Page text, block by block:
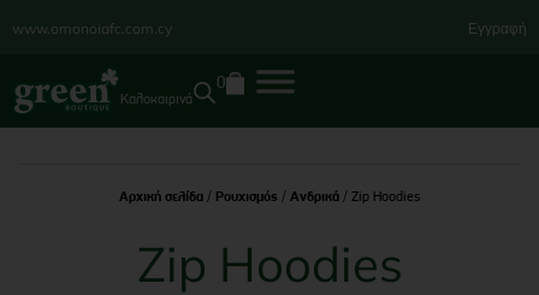
www.omonoiafc.com.cy Εγγραφή
Καλοκαιρινά
0
Αρχική σελίδα / Ρουχισμός / Ανδρικά / Zip Hoodies
Zip Hoodies